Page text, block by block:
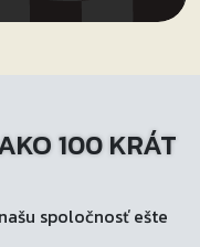
100 KRÁT
spoločnosť ešte